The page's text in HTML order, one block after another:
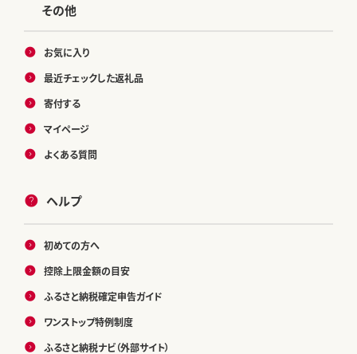
その他
お気に入り
最近チェックした返礼品
寄付する
マイページ
よくある質問
ヘルプ
初めての方へ
控除上限金額の目安
ふるさと納税確定申告ガイド
ワンストップ特例制度
ふるさと納税ナビ（外部サイト）